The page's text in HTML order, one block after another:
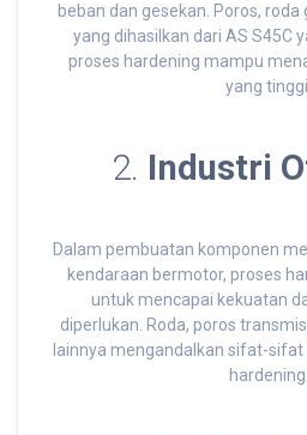
beban dan gesekan. Poros,
yang dihasilkan dari AS S45C
proses hardening mampu
yang tinggi.
2. Industri
Dalam pembuatan komponen
kendaraan bermotor, proses
untuk mencapai kekuatan
diperlukan. Roda, poros
lainnya mengandalkan sifat-
hardening.